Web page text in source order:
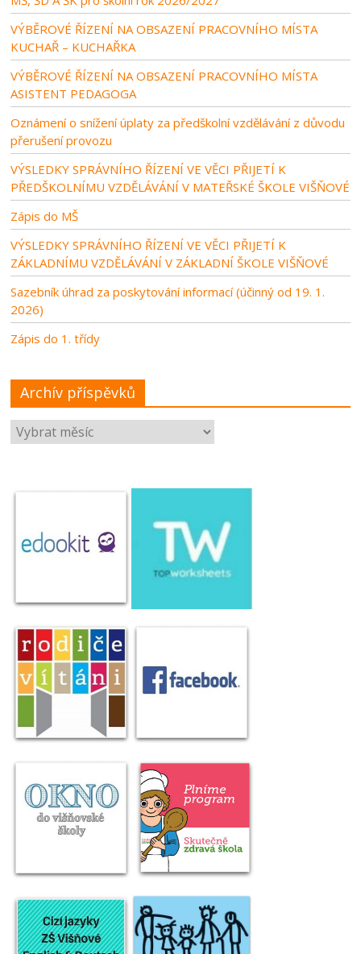
VÝBĚROVÉ ŘÍZENÍ NA OBSAZENÍ PRACOVNÍHO MÍSTA
KUCHAŘ – KUCHAŘKA
VÝBĚROVÉ ŘÍZENÍ NA OBSAZENÍ PRACOVNÍHO MÍSTA
ASISTENT PEDAGOGA
Oznámení o snížení úplaty za předškolní vzdělávání z důvodu
přerušení provozu
VÝSLEDKY SPRÁVNÍHO ŘÍZENÍ VE VĚCI PŘIJETÍ K
PŘEDŠKOLNÍMU VZDĚLÁVÁNÍ V MATEŘSKÉ ŠKOLE VIŠŇOVÉ
Zápis do MŠ
VÝSLEDKY SPRÁVNÍHO ŘÍZENÍ VE VĚCI PŘIJETÍ K
ZÁKLADNÍMU VZDĚLÁVÁNÍ V ZÁKLADNÍ ŠKOLE VIŠŇOVÉ
Sazebník úhrad za poskytování informací (účinný od 19. 1.
2026)
Zápis do 1. třídy
Archív příspěvků